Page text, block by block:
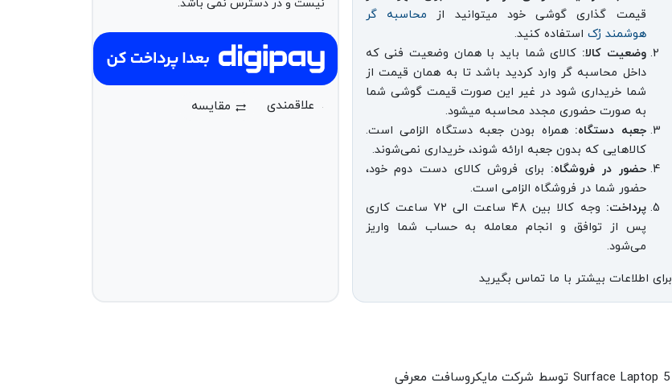
قیمت گذاری گوشی خود میتوانید از محاسبه گر
هوشمند رُک استفاده کنید.
وضعیت کالا: کالای شما باید با همان وضعیت فنی که
داخل محاسبه گر وارد کردید باشد تا به همان قیمت از
شما خریداری شود در غیر این صورت قیمت گوشی شما
به صورت حضوری مجدد محاسبه میشود.
جعبه دستگاه: همراه بودن جعبه دستگاه الزامی است.
کالاهایی که بدون جعبه ارائه شوند، خریداری نمی‌شوند.
حضور در فروشگاه: برای فروش کالای دست دوم خود،
حضور شما در فروشگاه الزامی است.
پرداخت:
وجه کالا بین ۴۸ ساعت الی ۷۲ ساعت کاری
پس از توافق و انجام معامله به حساب شما واریز
می‌شود.
برای اطلاعات بیشتر با ما تماس بگیرید
نیست و در دسترس نمی باشد.
مقایسه
نسل جدید لپ تاپ‌های فوق‌العاده زیبای Surface با نام کامل Surface Laptop 5 توسط شرکت مایکروسافت معرفی